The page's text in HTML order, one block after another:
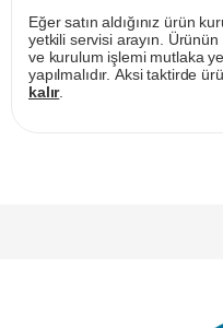
Eğer satın aldığınız ürün
yetkili servisi arayın. Ürünün
ve kurulum işlemi mutlaka
yapılmalıdır. Aksi taktirde
kalır.